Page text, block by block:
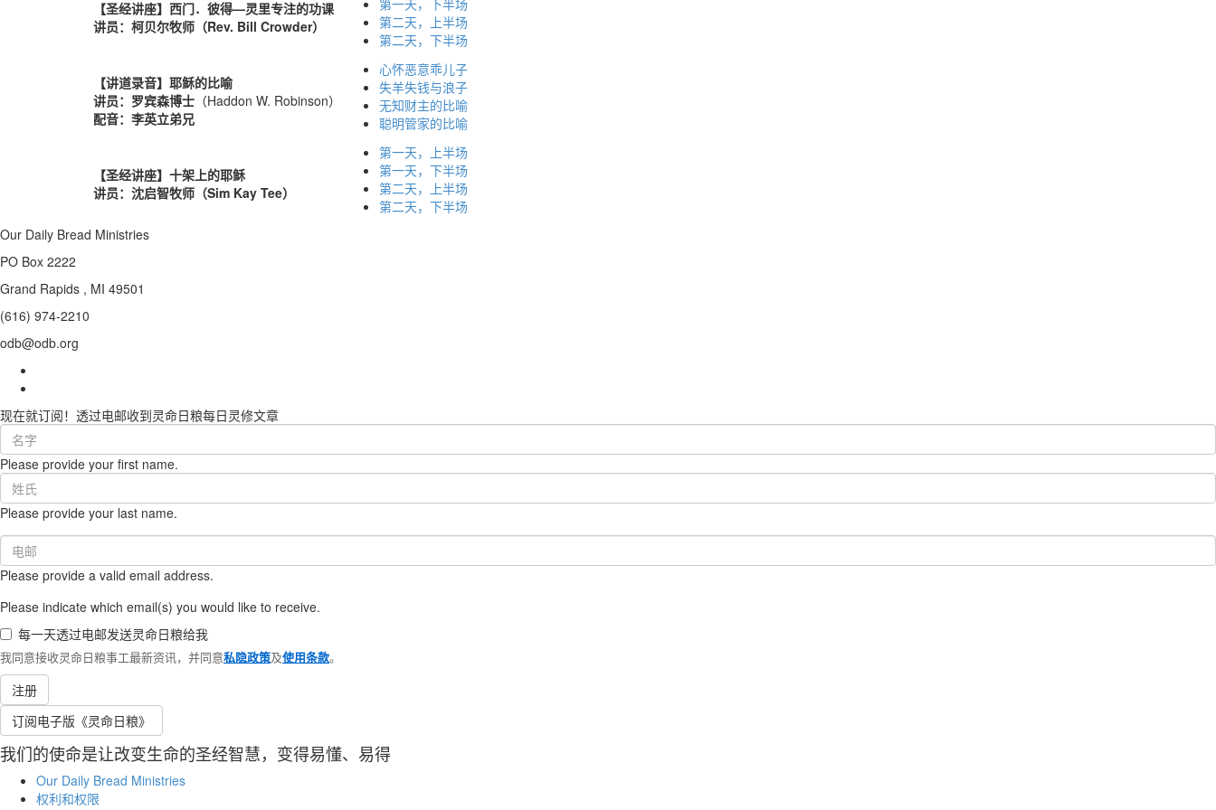
【圣经讲座】西门．彼得—灵里专注的功课
讲员： 柯贝尔牧师（Rev. Bill Crowder）
第一天，下半场
第二天，上半场
第二天，下半场
【讲道录音】耶稣的比喻
讲员：罗宾森博士 （Haddon W. Robinson）
配音：李英立弟兄
心怀恶意乖儿子
失羊失钱与浪子
无知财主的比喻
聪明管家的比喻
【圣经讲座】十架上的耶稣
讲员：沈启智牧师（Sim Kay Tee）
第一天，上半场
第一天，下半场
第二天，上半场
第二天，下半场
Our Daily Bread Ministries
PO Box 2222
Grand Rapids , MI 49501
(616) 974-2210
odb@odb.org
现在就订阅！透过电邮收到灵命日粮每日灵修文章
First
Name
(required)
Please provide your first name.
Last
Name
(required)
Please provide your last name.
Email
(required)
Please provide a valid email address.
Please indicate which email(s) you would like to receive.
每一天透过电邮发送灵命日粮给我
我同意接收灵命日粮事工最新资讯，并同意私隐政策及使用条款。
注册
订阅电子版《灵命日粮》
我们的使命是让改变生命的圣经智慧，变得易懂、易得
Our Daily Bread Ministries
权利和权限